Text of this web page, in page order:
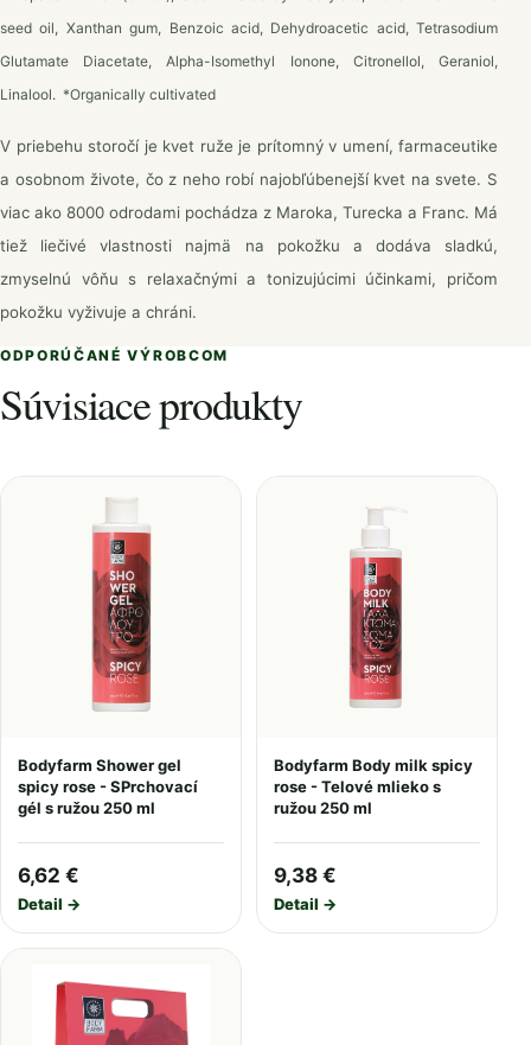
seed oil, Xanthan gum, Benzoic acid, Dehydroacetic acid, Tetrasodium
Glutamate Diacetate, Alpha-Isomethyl Ionone, Citronellol, Geraniol,
Linalool. *Organically cultivated
V priebehu storočí je kvet ruže je prítomný v umení, farmaceutike
a osobnom živote, čo z neho robí najobľúbenejší kvet na svete. S
viac ako 8000 odrodami pochádza z Maroka, Turecka a Franc. Má
tiež liečivé vlastnosti najmä na pokožku a dodáva sladkú,
zmyselnú vôňu s relaxačnými a tonizujúcimi účinkami, pričom
pokožku vyživuje a chráni.
ODPORÚČANÉ VÝROBCOM
Súvisiace produkty
Bodyfarm Shower gel
spicy rose - SPrchovací
gél s ružou 250 ml
6,62 €
Detail →
Bodyfarm Body milk spicy
rose - Telové mlieko s
ružou 250 ml
9,38 €
Detail →